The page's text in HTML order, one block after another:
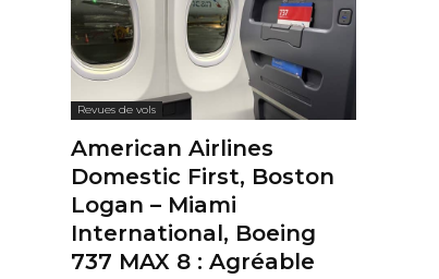
Revues de vols
American Airlines
Domestic First, Boston
Logan – Miami
International, Boeing
737 MAX 8 : Agréable